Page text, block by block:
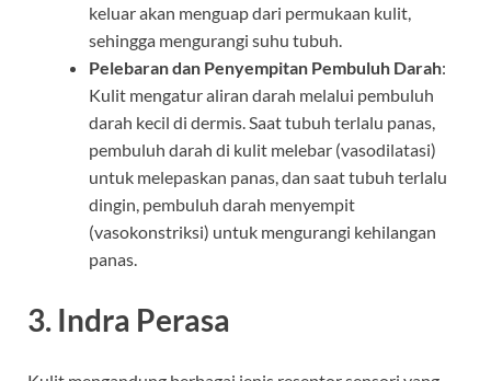
keluar akan menguap dari permukaan kulit,
sehingga mengurangi suhu tubuh.
Pelebaran dan Penyempitan Pembuluh Darah:
Kulit mengatur aliran darah melalui pembuluh
darah kecil di dermis. Saat tubuh terlalu panas,
pembuluh darah di kulit melebar (vasodilatasi)
untuk melepaskan panas, dan saat tubuh terlalu
dingin, pembuluh darah menyempit
(vasokonstriksi) untuk mengurangi kehilangan
panas.
3. Indra Perasa